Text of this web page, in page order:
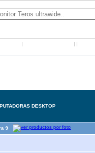
| | |
DESKTOP
9